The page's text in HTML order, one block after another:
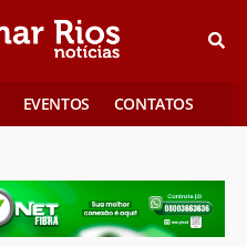
EVENTOS CONTATOS